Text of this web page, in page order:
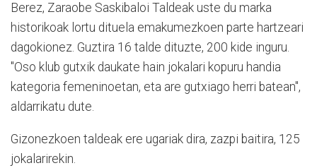
Berez, Zaraobe Saskibaloi Taldeak uste du marka
historikoak lortu dituela emakumezkoen parte hartzeari
dagokionez. Guztira 16 talde dituzte, 200 kide inguru.
"Oso klub gutxik daukate hain jokalari kopuru handia
kategoria femeninoetan, eta are gutxiago herri batean",
aldarrikatu dute.
Gizonezkoen taldeak ere ugariak dira, zazpi baitira, 125
jokalarirekin.